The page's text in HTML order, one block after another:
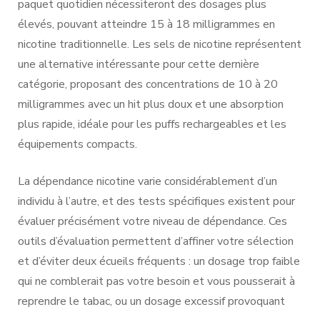
paquet quotidien nécessiteront des dosages plus
élevés, pouvant atteindre 15 à 18 milligrammes en
nicotine traditionnelle. Les sels de nicotine représentent
une alternative intéressante pour cette dernière
catégorie, proposant des concentrations de 10 à 20
milligrammes avec un hit plus doux et une absorption
plus rapide, idéale pour les puffs rechargeables et les
équipements compacts.
La dépendance nicotine varie considérablement d’un
individu à l’autre, et des tests spécifiques existent pour
évaluer précisément votre niveau de dépendance. Ces
outils d’évaluation permettent d’affiner votre sélection
et d’éviter deux écueils fréquents : un dosage trop faible
qui ne comblerait pas votre besoin et vous pousserait à
reprendre le tabac, ou un dosage excessif provoquant